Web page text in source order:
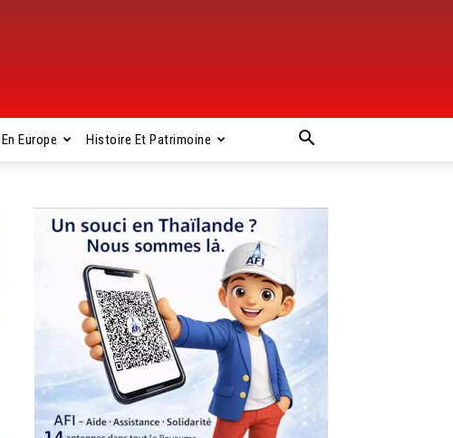
Europe Histoire Et Patrimoine